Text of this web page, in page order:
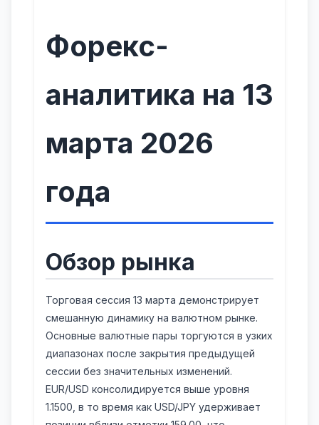
Форекс-
аналитика на 13
марта 2026
года
Обзор рынка
Торговая сессия 13 марта демонстрирует
смешанную динамику на валютном рынке.
Основные валютные пары торгуются в узких
диапазонах после закрытия предыдущей
сессии без значительных изменений.
EUR/USD консолидируется выше уровня
1.1500, в то время как USD/JPY удерживает